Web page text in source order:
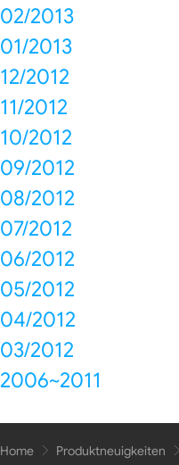
02/2013
01/2013
12/2012
11/2012
10/2012
09/2012
08/2012
07/2012
06/2012
05/2012
04/2012
03/2012
2006~2011
Home Produktneuigkeiten